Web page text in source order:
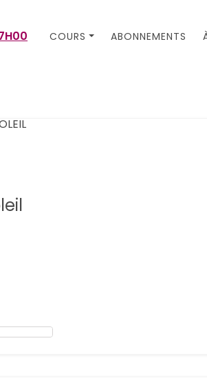
COURS ABONNEMENTS